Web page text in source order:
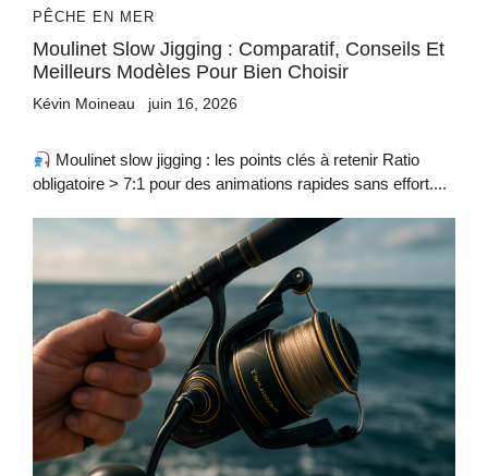
PÊCHE EN MER
Moulinet Slow Jigging : Comparatif, Conseils Et
Meilleurs Modèles Pour Bien Choisir
Kévin Moineau juin 16, 2026
Moulinet slow jigging : les points clés à retenir Ratio
obligatoire > 7:1 pour des animations rapides sans effort....